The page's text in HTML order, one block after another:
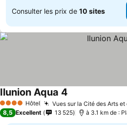
Consulter les prix de 10 sites
4 Étoiles Hôtel Vues sur la Cité des Arts
Ilunion Aqua 4
8,5 Excellent 13 525 à 3.1 km de :